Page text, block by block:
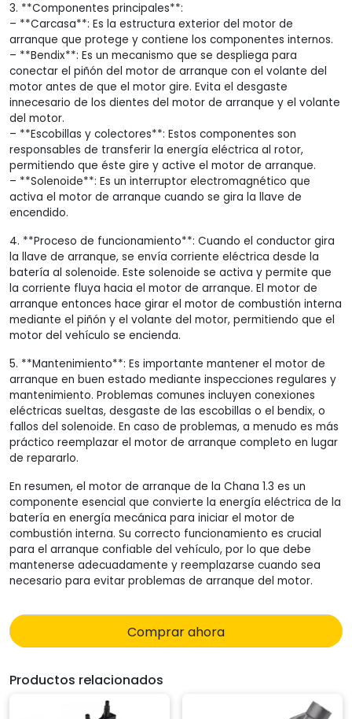
3. **Componentes principales**:
– **Carcasa**: Es la estructura exterior del motor de
arranque que protege y contiene los componentes internos.
– **Bendix**: Es un mecanismo que se despliega para
conectar el piñón del motor de arranque con el volante del
motor antes de que el motor gire. Evita el desgaste
innecesario de los dientes del motor de arranque y el volante
del motor.
– **Escobillas y colectores**: Estos componentes son
responsables de transferir la energía eléctrica al rotor,
permitiendo que éste gire y active el motor de arranque.
– **Solenoide**: Es un interruptor electromagnético que
activa el motor de arranque cuando se gira la llave de
encendido.
4. **Proceso de funcionamiento**: Cuando el conductor gira
la llave de arranque, se envía corriente eléctrica desde la
batería al solenoide. Este solenoide se activa y permite que
la corriente fluya hacia el motor de arranque. El motor de
arranque entonces hace girar el motor de combustión interna
mediante el piñón y el volante del motor, permitiendo que el
motor del vehículo se encienda.
5. **Mantenimiento**: Es importante mantener el motor de
arranque en buen estado mediante inspecciones regulares y
mantenimiento. Problemas comunes incluyen conexiones
eléctricas sueltas, desgaste de las escobillas o el bendix, o
fallos del solenoide. En caso de problemas, a menudo es más
práctico reemplazar el motor de arranque completo en lugar
de repararlo.
En resumen, el motor de arranque de la Chana 1.3 es un
componente esencial que convierte la energía eléctrica de la
batería en energía mecánica para iniciar el motor de
combustión interna. Su correcto funcionamiento es crucial
para el arranque confiable del vehículo, por lo que debe
mantenerse adecuadamente y reemplazarse cuando sea
necesario para evitar problemas de arranque del motor.
Comprar ahora
Productos relacionados